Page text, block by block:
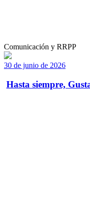
Comunicación y RRPP
30 de junio de 2026
Hasta siempre,